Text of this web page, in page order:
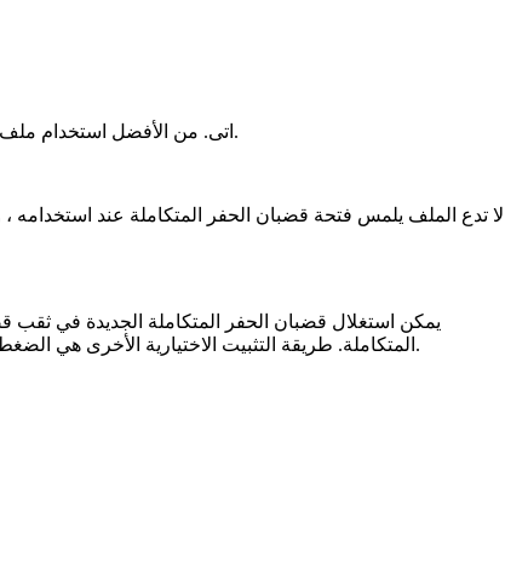
اتى. من الأفضل استخدام ملف دوار لتنظيف أي قضبان حفر متكاملة لا تزال متبقية في فتحة قضبان الحفر المتكاملة. ومع ذلك ، تجدر الإشارة إلى أنه عند استخدام ملف دوار.
لا تدع الملف يلمس فتحة قضبان الحفر المتكاملة عند استخدامه
يمكن استغلال قضبان الحفر المتكاملة الجديدة في
المتكاملة. طريقة التثبيت الاختيارية الأخرى هي الضغط على قضبان الحفر المتكاملة في فتحة قضبان الحفر المتكاملة بوسط الأداة. احرص على عدم الضغط بشكل زائد على قضبان الحفر المتكاملة.